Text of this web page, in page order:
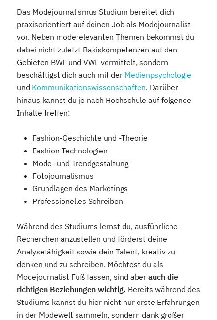
Das Modejournalismus Studium bereitet dich
praxisorientiert auf deinen Job als Modejournalist
vor. Neben moderelevanten Themen bekommst du
dabei nicht zuletzt Basiskompetenzen auf den
Gebieten BWL und VWL vermittelt, sondern
beschäftigst dich auch mit der Medienpsychologie
und Kommunikationswissenschaften. Darüber
hinaus kannst du je nach Hochschule auf folgende
Inhalte treffen:
Fashion-Geschichte und -Theorie
Fashion Technologien
Mode- und Trendgestaltung
Fotojournalismus
Grundlagen des Marketings
Professionelles Schreiben
Während des Studiums lernst du, ausführliche
Recherchen anzustellen und förderst deine
Analysefähigkeit sowie dein Talent, kreativ zu
denken und zu schreiben. Möchtest du als
Modejournalist Fuß fassen, sind aber auch die
richtigen Beziehungen wichtig. Bereits während des
Studiums kannst du hier nicht nur erste Erfahrungen
in der Modewelt sammeln, sondern dank großer